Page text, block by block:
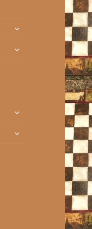
menu
ouvrir
sous-
ouvrir
ouvrir
sous-
ouvrir